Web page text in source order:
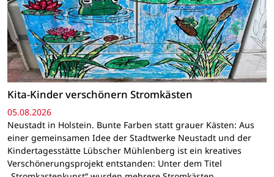
Kita-Kinder verschönern Stromkästen
05.08.2026
Neustadt in Holstein. Bunte Farben statt grauer Kästen: Aus
einer gemeinsamen Idee der Stadtwerke Neustadt und der
Kindertagesstätte Lübscher Mühlenberg ist ein kreatives
Verschönerungsprojekt entstanden: Unter dem Titel